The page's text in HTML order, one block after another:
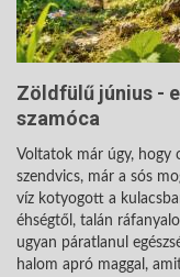
Zöldfülű június -
szamóca
Voltatok már úgy, hogy
szendvics, már a sós
víz kotyogott a
éhségtől, talán
ugyan páratlanul
halom apró maggal,